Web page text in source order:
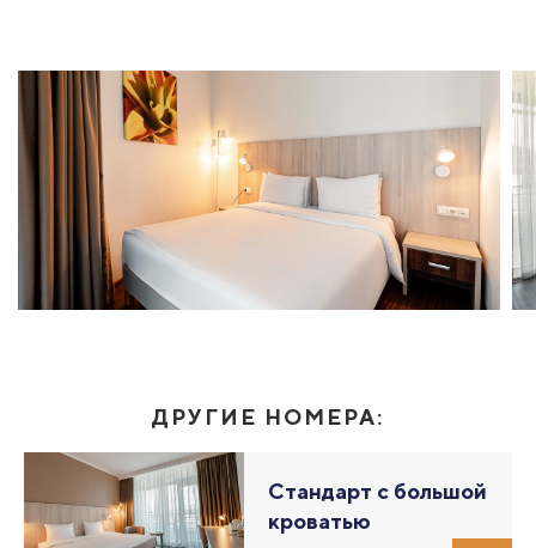
ДРУГИЕ НОМЕРА:
Стандарт с большой
кроватью